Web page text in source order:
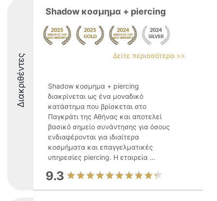
Διακριθέντες
Shadow κοσμημα + piercing
Δείτε περισσότερα >>
Shadow κοσμημα + piercing
διακρίνεται ως ένα μοναδικό
κατάστημα που βρίσκεται στο
Παγκράτι της Αθήνας και αποτελεί
βασικό σημείο συνάντησης για όσους
ενδιαφέρονται για ιδιαίτερα
κοσμήματα και επαγγελματικές
υπηρεσίες piercing. Η εταιρεία ...
9.3